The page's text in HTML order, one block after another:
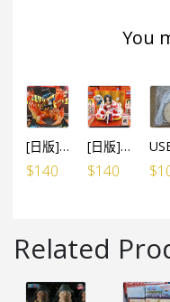
You
[日版]海賊王 WCF SPECIAL 炎帝 薩波
$140
[日版]海賊王 WCF SPECIAL 蛇姬女帝 巳年
$140 $
Related